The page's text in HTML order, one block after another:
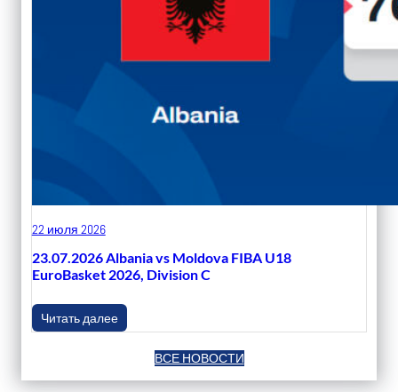
22 июля 2026
23.07.2026 Albania vs Moldova FIBA U18
EuroBasket 2026, Division C
Читать далее
ВСЕ НОВОСТИ